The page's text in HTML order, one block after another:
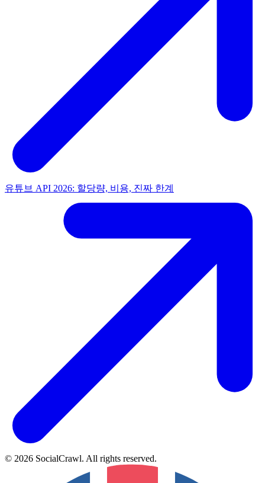
유튜브 API 2026: 할당량, 비용, 진짜 한계
© 2026 SocialCrawl. All rights reserved.